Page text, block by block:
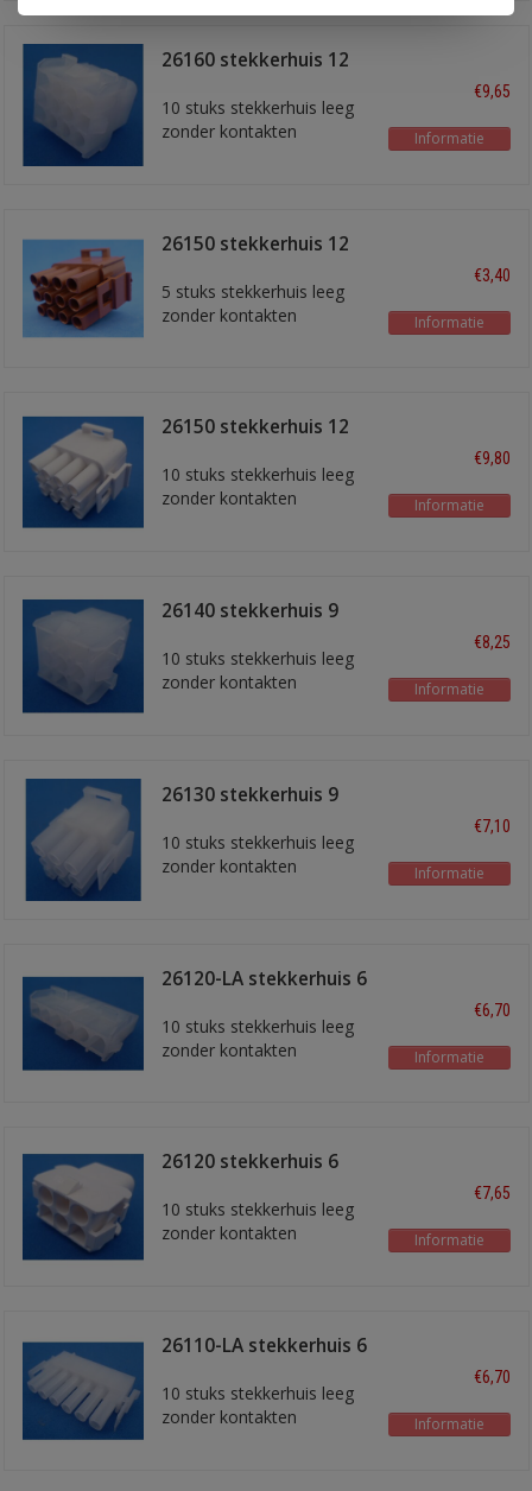
26160 stekkerhuis 12
10 stuks stekkerhuis leeg
zonder kontakten
€9,65
Informatie
26150 stekkerhuis 12
5 stuks stekkerhuis leeg
zonder kontakten
€3,40
Informatie
26150 stekkerhuis 12
10 stuks stekkerhuis leeg
zonder kontakten
€9,80
Informatie
26140 stekkerhuis 9
10 stuks stekkerhuis leeg
zonder kontakten
€8,25
Informatie
26130 stekkerhuis 9
10 stuks stekkerhuis leeg
zonder kontakten
€7,10
Informatie
26120-LA stekkerhuis 6
10 stuks stekkerhuis leeg
zonder kontakten
€6,70
Informatie
26120 stekkerhuis 6
10 stuks stekkerhuis leeg
zonder kontakten
€7,65
Informatie
26110-LA stekkerhuis 6
10 stuks stekkerhuis leeg
zonder kontakten
€6,70
Informatie